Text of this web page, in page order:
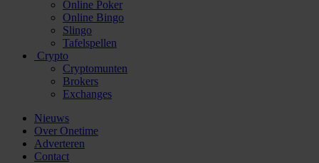
Online Poker
Online Bingo
Slingo
Tafelspellen
Crypto
Cryptomunten
Brokers
Exchanges
Nieuws
Over Onetime
Adverteren
Contact